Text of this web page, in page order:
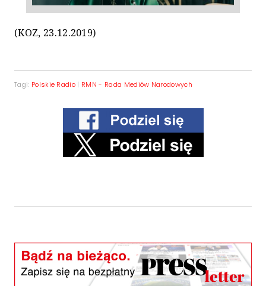
(KOZ, 23.12.2019)
Tagi: Polskie Radio | RMN - Rada Mediów Narodowych